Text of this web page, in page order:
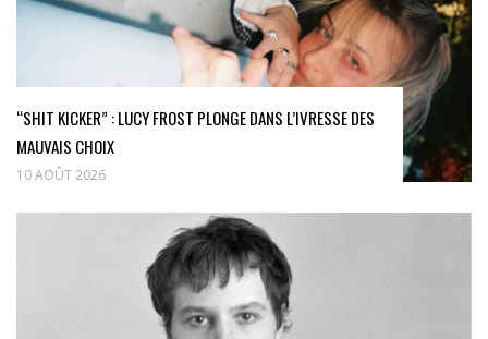
“SHIT KICKER” : LUCY FROST PLONGE DANS L’IVRESSE DES
MAUVAIS CHOIX
10 AOÛT 2026